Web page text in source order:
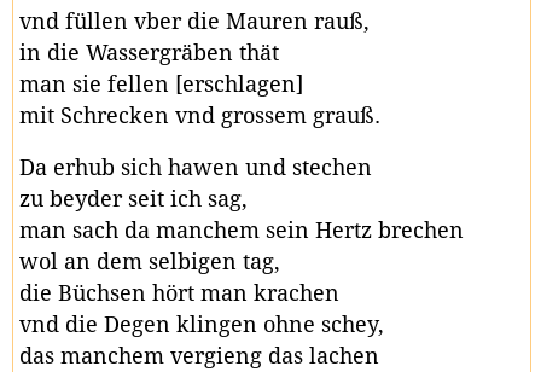
vnd füllen vber die Mauren rauß,
in die Wassergräben thät
man sie fellen [erschlagen]
mit Schrecken vnd grossem grauß.
Da erhub sich hawen und stechen
zu beyder seit ich sag,
man sach da manchem sein Hertz brechen
wol an dem selbigen tag,
die Büchsen hört man krachen
vnd die Degen klingen ohne schey,
das manchem vergieng das lachen